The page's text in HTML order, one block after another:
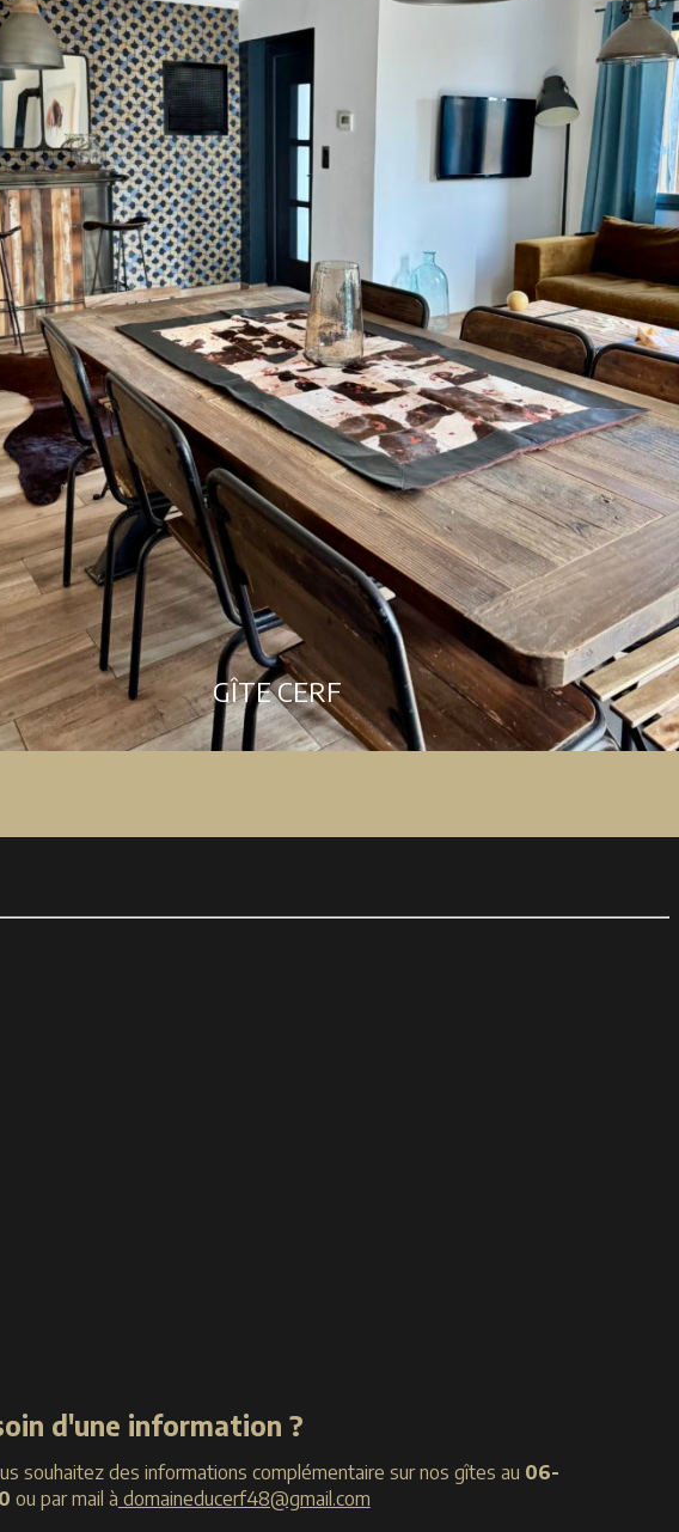
GÎTE CERF
d'une information ?
souhaitez des informations complémentaire sur nos gîtes au 06-
ou par mail à domaineducerf48@gmail.com